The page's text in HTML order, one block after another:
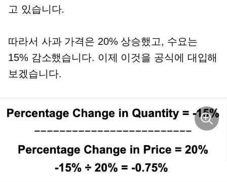
고 있습니다.
따라서 사과 가격은 20% 상승했고, 수요는
15% 감소했습니다. 이제 이것을 공식에 ​​대입해
보겠습니다.